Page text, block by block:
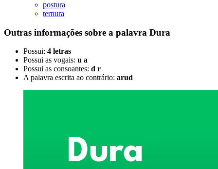
postura
ternura
Outras informações sobre a palavra Dura
Possui: 4 letras
Possui as vogais: u a
Possui as consoantes: d r
A palavra escrita ao contrário: arud